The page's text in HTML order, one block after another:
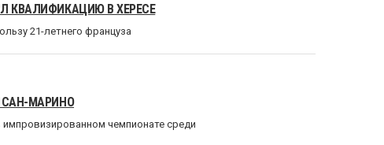
КВАЛИФИКАЦИЮ В ХЕРЕСЕ
21-летнего француза
САН-МАРИНО
чемпионате среди